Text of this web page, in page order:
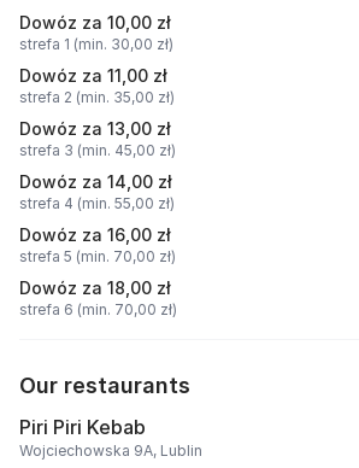
Dowóz za 10,00 zł
strefa 1 (min. 30,00 zł)
Dowóz za 11,00 zł
strefa 2 (min. 35,00 zł)
Dowóz za 13,00 zł
strefa 3 (min. 45,00 zł)
Dowóz za 14,00 zł
strefa 4 (min. 55,00 zł)
Dowóz za 16,00 zł
strefa 5 (min. 70,00 zł)
Dowóz za 18,00 zł
strefa 6 (min. 70,00 zł)
Our restaurants
Piri Piri Kebab
Wojciechowska 9A, Lublin